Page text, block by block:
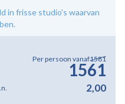
in frisse studio's waarvan
Per persoon vanaf1581
1561
2,00